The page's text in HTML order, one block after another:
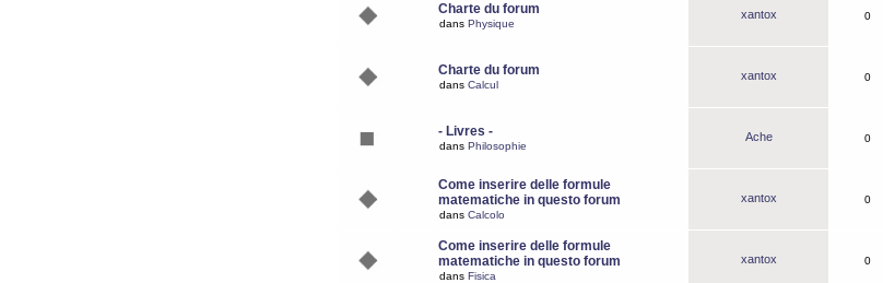
Charte du forum
dans Physique
xantox 0
Charte du forum
dans Calcul
xantox 0
- Livres -
dans Philosophie
Ache 0
Come inserire delle formule
matematiche in questo forum
dans Calcolo
xantox 0
Come inserire delle formule
matematiche in questo forum
dans Fisica
xantox 0